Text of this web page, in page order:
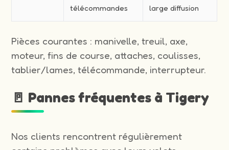
télécommandes
large diffusion
Pièces courantes : manivelle, treuil, axe,
moteur, fins de course, attaches, coulisses,
tablier/lames, télécommande, interrupteur.
🚪 Pannes fréquentes à Tigery
Nos clients rencontrent régulièrement